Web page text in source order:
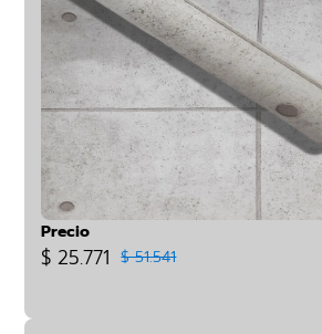
Precio
$ 25.771 $ 51.541